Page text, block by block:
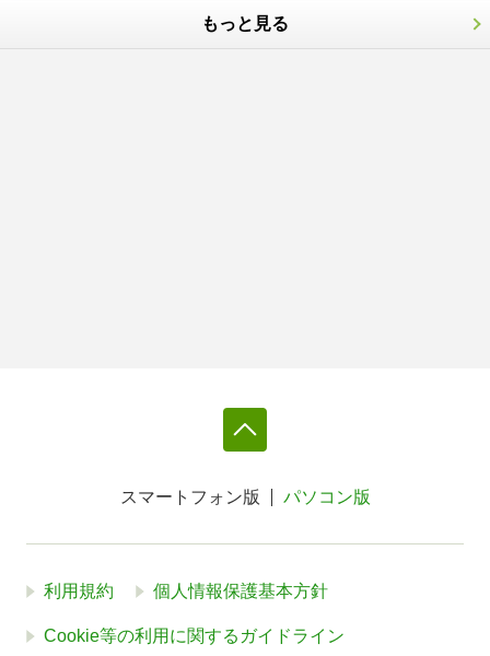
もっと見る
スマートフォン版 パソコン版
利用規約 個人情報保護基本方針
Cookie等の利用に関するガイドライン